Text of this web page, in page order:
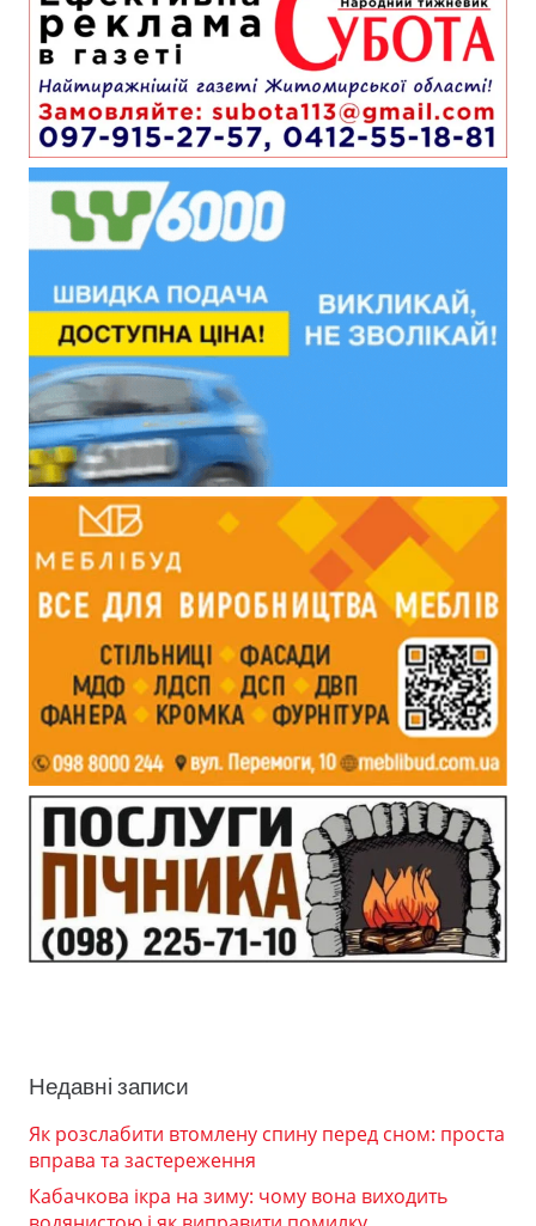
Недавні записи
Як розслабити втомлену спину перед сном: проста
вправа та застереження
Кабачкова ікра на зиму: чому вона виходить